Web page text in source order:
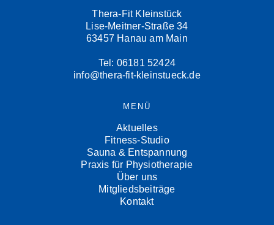
Thera-Fit Kleinstück
Lise-Meitner-Straße 34
63457 Hanau am Main
Tel: 06181 52424
info@thera-fit-kleinstueck.de
MENÜ
Aktuelles
Fitness-Studio
Sauna & Entspannung
Praxis für Physiotherapie
Über uns
Mitgliedsbeiträge
Kontakt